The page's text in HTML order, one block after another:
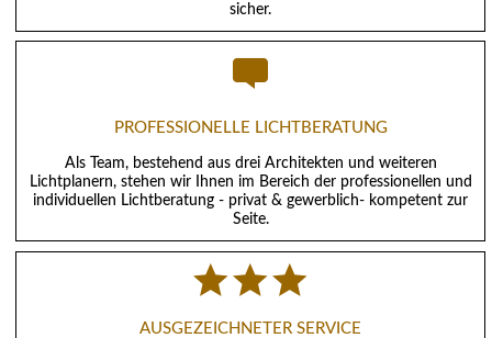
sicher.
PROFESSIONELLE LICHTBERATUNG
Als Team, bestehend aus drei Architekten und weiteren
Lichtplanern, stehen wir Ihnen im Bereich der professionellen und
individuellen Lichtberatung - privat & gewerblich- kompetent zur
Seite.
AUSGEZEICHNETER SERVICE